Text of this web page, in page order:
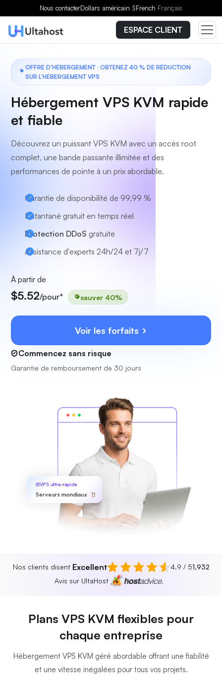
Nous contacterDollars américain $French Français
ESPACE CLIENT
OFFRE D'HÉBERGEMENT : OBTENEZ 40 % DE RÉDUCTION
SUR L'HÉBERGEMENT VPS
Hébergement VPS KVM rapide
et fiable
Découvrez un puissant VPS KVM avec un accès root
complet, une bande passante illimitée et des
performances de pointe à un prix abordable.
Garantie de disponibilité de 99,99 %
Instantané gratuit en temps réel
Protection DDoS gratuite
Assistance d'experts 24h/24 et 7j/7
À partir de
$5.52/pour* sauver 40%
Voir les forfaits
Commencez sans risque
Garantie de remboursement de 30 jours
VPS ultra-rapide
Serveurs mondiaux
Nos clients disent Excellent 4.9 / 51,932
Avis sur UltaHost
Plans VPS KVM flexibles pour
chaque entreprise
Hébergement VPS KVM géré abordable offrant une fiabilité
et une vitesse inégalées pour tous vos projets.